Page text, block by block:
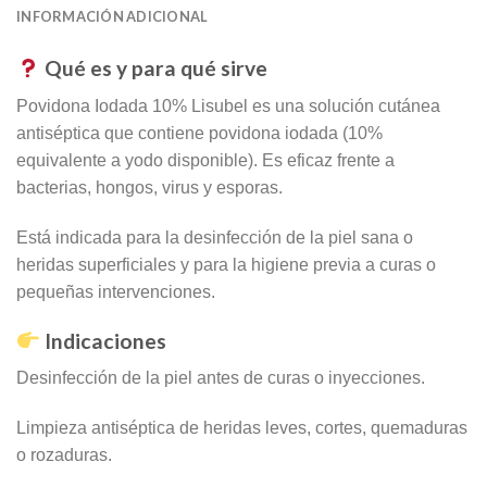
INFORMACIÓN ADICIONAL
Qué es y para qué sirve
Povidona Iodada 10% Lisubel es una solución cutánea
antiséptica que contiene povidona iodada (10%
equivalente a yodo disponible). Es eficaz frente a
bacterias, hongos, virus y esporas.
Está indicada para la desinfección de la piel sana o
heridas superficiales y para la higiene previa a curas o
pequeñas intervenciones.
Indicaciones
Desinfección de la piel antes de curas o inyecciones.
Limpieza antiséptica de heridas leves, cortes, quemaduras
o rozaduras.